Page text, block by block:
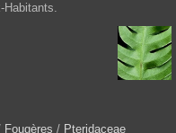
Habitants.
Fougères / Pteridaceae